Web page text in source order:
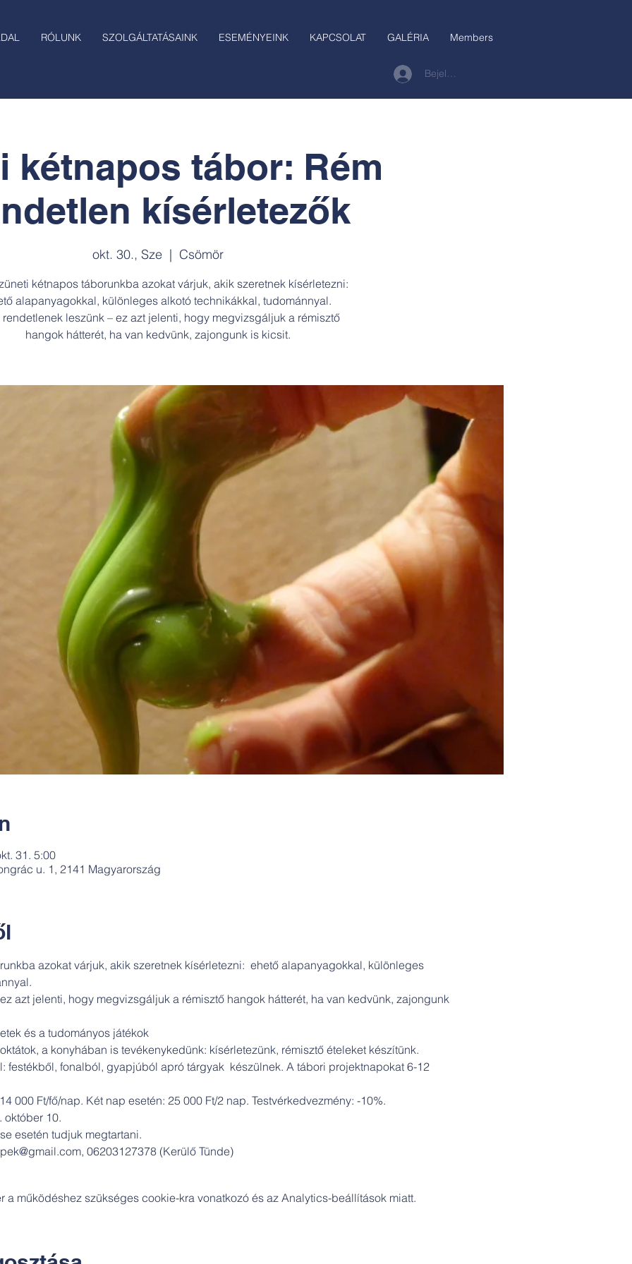
RÓLUNK SZOLGÁLTATÁSAINK ESEMÉNYEINK KAPCSOLAT GALÉRIA Members
Bejelentkezés
kétnapos tábor: Rém
kísérletezők
okt. 30., Sze
  |
Csömör
kétnapos táborunkba azokat várjuk, akik szeretnek kísérletezni:
alapanyagokkal, különleges alkotó technikákkal, tudománnyal.
rendetlenek leszünk – ez azt jelenti, hogy megvizsgáljuk a rémisztő
hangok hátterét, ha van kedvünk, zajongunk is kicsit.
31. 5:00
u. 1, 2141 Magyarország
azokat várjuk, akik szeretnek kísérletezni:  ehető alapanyagokkal, különleges
azt jelenti, hogy megvizsgáljuk a rémisztő hangok hátterét, ha van kedvünk, zajongunk
és a tudományos játékok
a konyhában is tevékenykedünk: kísérletezünk, rémisztő ételeket készítünk.
festékből, fonalból, gyapjúból apró tárgyak  készülnek. A tábori projektnapokat 6-12
000 Ft/fő/nap. Két nap esetén: 25 000 Ft/2 nap. Testvérkedvezmény: -10%.
október 10.
esetén tudjuk megtartani.
06203127378 (Kerülő Tünde)
a működéshez szükséges cookie-kra vonatkozó és az Analytics-beállítások miatt.